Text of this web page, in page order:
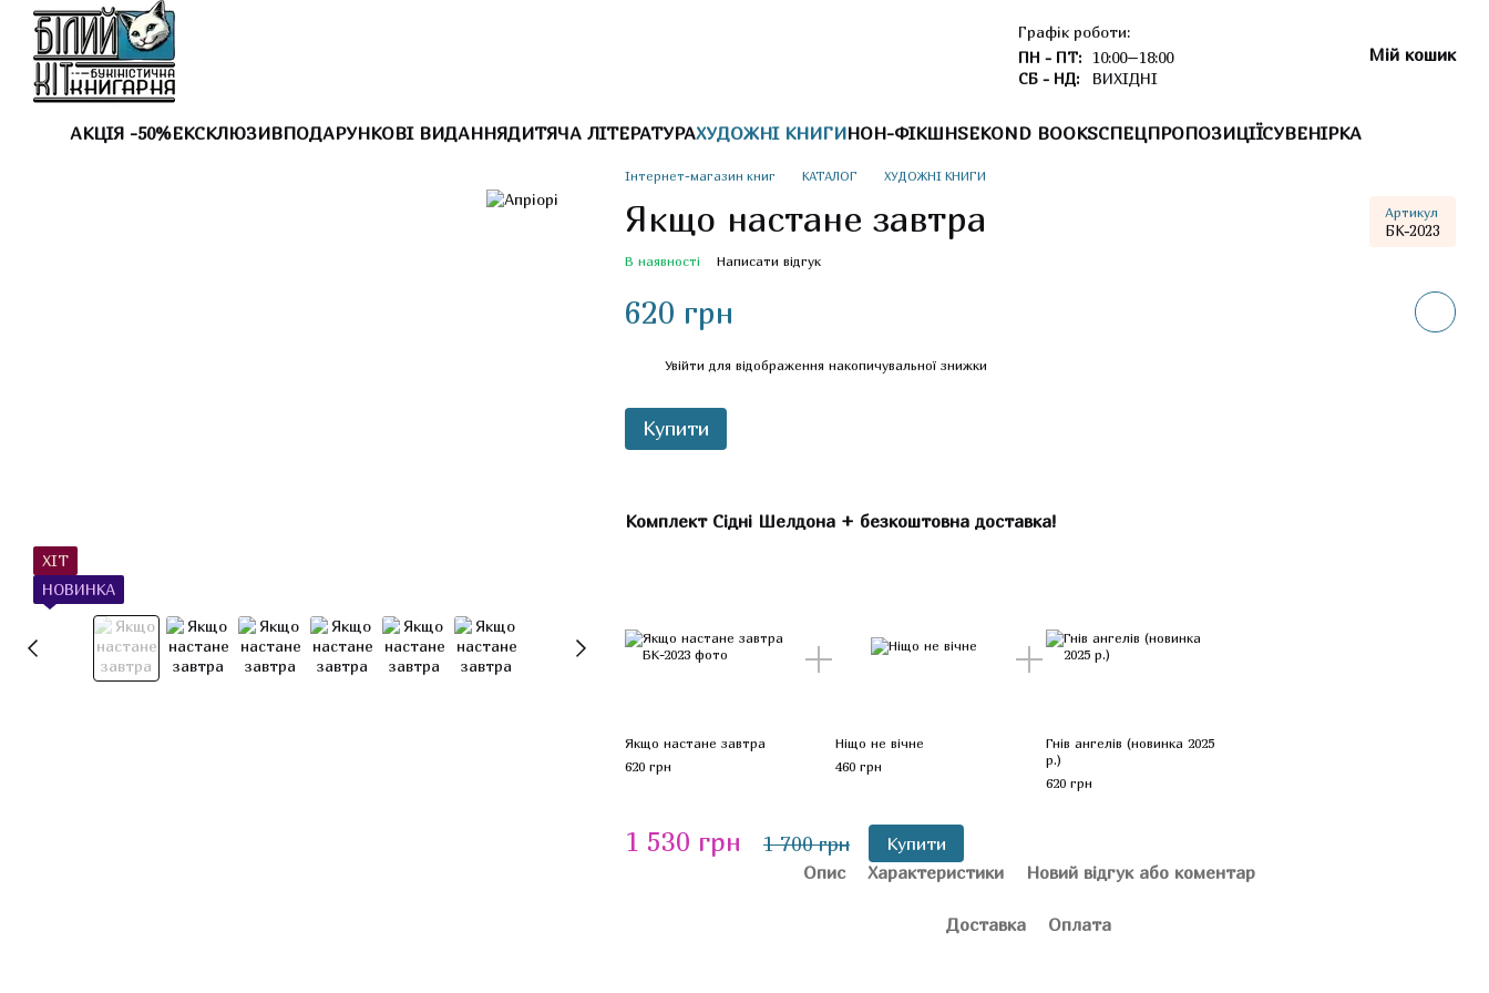
Перейти до основного контенту
Графік роботи:
ПН - ПТ: 10:00–18:00
СБ - НД:
ВИХІДНІ
Мій кошик
АКЦІЯ -50%ЕКСКЛЮЗИВПОДАРУНКОВІ ВИДАННЯДИТЯЧА ЛІТЕРАТУРАХУДОЖНІ КНИГИНОН-ФІКШНSEKOND BOOKSСПЕЦПРОПОЗИЦІЇСУВЕНІРКА
ХІТ
НОВИНКА
Інтернет-магазин книг КАТАЛОГ ХУДОЖНІ КНИГИ
Якщо настане завтра Артикул
БК-2023
В наявності Написати відгук
620 грн
Увійти для відображення накопичувальної знижки
Купити
Комплект Сідні Шелдона + безкоштовна доставка!
Якщо настане завтра
620 грн
Ніщо не вічне
460 грн
Гнів ангелів (новинка 2025
р.)
620 грн
1 530 грн 1 700 грн
Купити
Опис
Характеристики Новий відгук або коментар
Доставка Оплата